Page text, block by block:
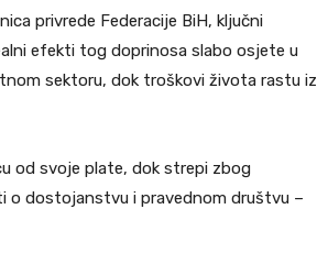
privrede Federacije BiH, ključni
efekti tog doprinosa slabo osjete u
sektoru, dok troškovi života rastu iz
od svoje plate, dok strepi zbog
o dostojanstvu i pravednom društvu –